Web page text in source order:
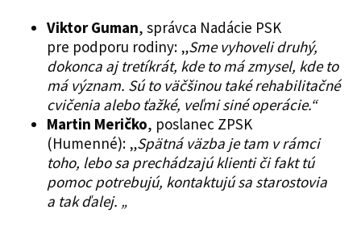
Viktor Guman, správca Nadácie PSK
pre podporu rodiny: „Sme vyhoveli druhý,
dokonca aj tretíkrát, kde to má zmysel, kde to
má význam. Sú to väčšinou také rehabilitačné
cvičenia alebo ťažké, veľmi siné operácie.“
Martin Meričko, poslanec ZPSK
(Humenné): „Spätná väzba je tam v rámci
toho, lebo sa prechádzajú klienti či fakt tú
pomoc potrebujú, kontaktujú sa starostovia
a tak ďalej. „